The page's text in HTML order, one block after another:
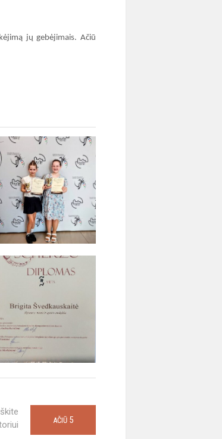
jų gebėjimais. Ačiū
AČIŪ 5